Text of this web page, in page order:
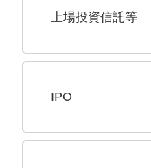
上場投資信託等
IPO